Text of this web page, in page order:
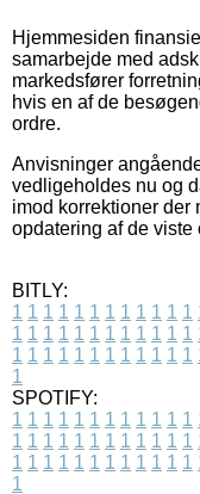
Hjemmesiden
samarbejde med
markedsfører
hvis en af de
ordre.
Anvisninger
vedligeholdes nu og
imod korrektioner der
opdatering af de viste
BITLY:
1 1 1 1 1 1 1 1 1 1 1 1
1 1 1 1 1 1 1 1 1 1 1 1
1 1 1 1 1 1 1 1 1 1 1 1
1
SPOTIFY:
1 1 1 1 1 1 1 1 1 1 1 1
1 1 1 1 1 1 1 1 1 1 1 1
1 1 1 1 1 1 1 1 1 1 1 1
1